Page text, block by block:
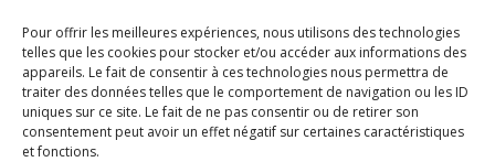
Pour offrir les meilleures expériences, nous utilisons des technologies
telles que les cookies pour stocker et/ou accéder aux informations des
appareils. Le fait de consentir à ces technologies nous permettra de
traiter des données telles que le comportement de navigation ou les ID
uniques sur ce site. Le fait de ne pas consentir ou de retirer son
consentement peut avoir un effet négatif sur certaines caractéristiques
et fonctions.